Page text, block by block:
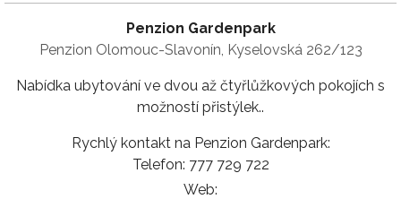
Penzion Gardenpark
Penzion Olomouc-Slavonín, Kyselovská 262/123
Nabídka ubytování ve dvou až čtyřlůžkových pokojích s
možností přistýlek..
Rychlý kontakt na Penzion Gardenpark:
Telefon: 777 729 722
Web: